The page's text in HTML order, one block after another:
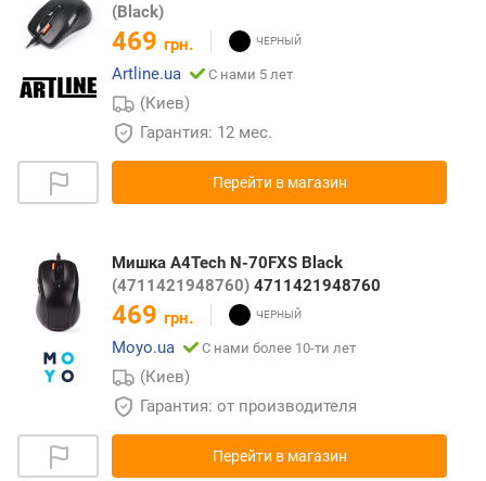
(Black)
469 грн.
Artline.ua
С нами 5 лет
(Киев)
Гарантия: 12 мес.
Перейти в магазин
Мишка A4Tech N-70FXS Black
(4711421948760) 4711421948760
469 грн.
Moyo.ua
С нами более 10-ти лет
(Киев)
Гарантия: от производителя
Перейти в магазин